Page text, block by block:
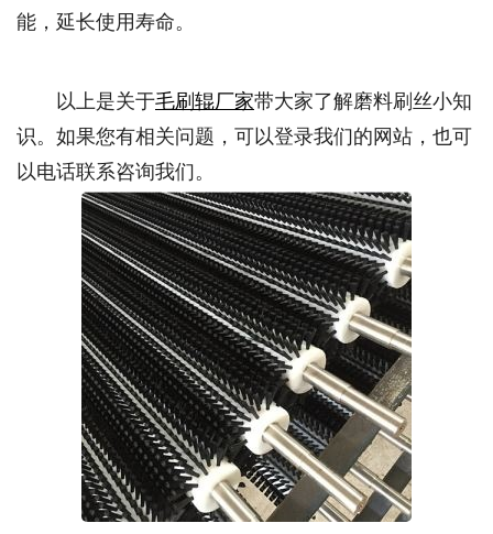
能，延长使用寿命。
以上是关于毛刷辊厂家带大家了解磨料刷丝小知
识。如果您有相关问题，可以登录我们的网站，也可
以电话联系咨询我们。